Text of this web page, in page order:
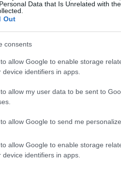
Data that Is Unrelated with
Out
consents
allow Google to enable storage
device identifiers in apps.
allow my user data to be sent to
allow Google to send me
allow Google to enable storage
device identifiers in apps.
«Moving the
Ανουντσιάτα
Χοροθεατρικό